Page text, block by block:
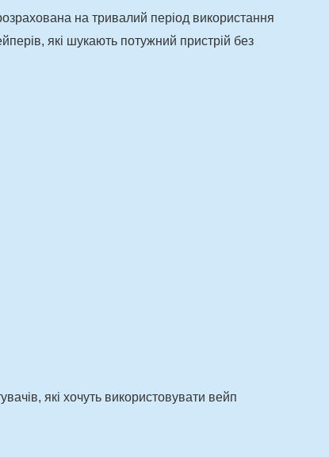
на тривалий період використання
які шукають потужний пристрій без
які хочуть використовувати вейп